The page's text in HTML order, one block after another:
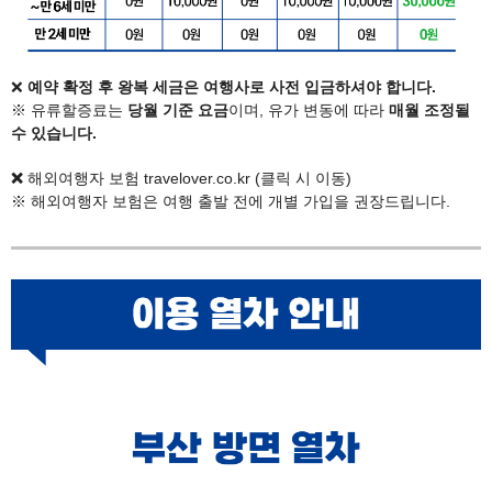
❌ ​예약 확정 후 왕복 세금은 여행사로 사전 입금하셔야 합니다.
※ 유류할증료는 당월 기준 요금이며, 유가 변동에 따라 매월 조정될
수 있습니다.​
❌ ​해외여행자 보험 travelover.co.kr (클릭 시 이동)
※ 해외여행자 보험은 여행 출발 전에 개별 가입을 권장드립니다.​​​